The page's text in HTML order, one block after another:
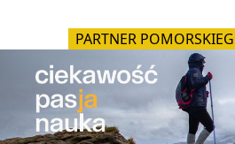
PARTNER